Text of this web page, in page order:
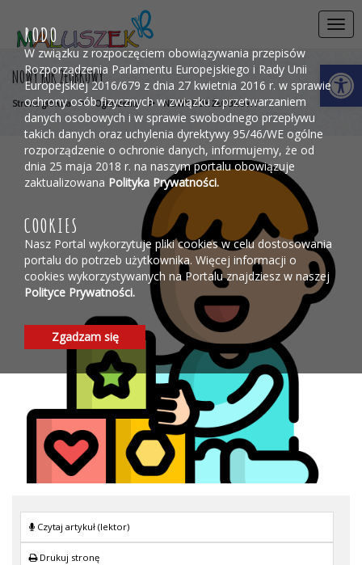
RODO
W związku z rozpoczęciem obowiązywania przepisów
Rozporządzenia Parlamentu Europejskiego i Rady Unii
Europejskiej 2016/679 z dnia 27 kwietnia 2016 r. w sprawie
ochrony osób fizycznych w związku z przetwarzaniem
danych osobowych i w sprawie swobodnego przepływu
takich danych oraz uchylenia dyrektywy 95/46/WE ogólne
rozporządzenie o ochronie danych, informujemy, że od
dnia 25 maja 2018 r. na naszym portalu obowiązuje
zaktualizowana Polityka Prywatności.
COOKIES
Nasz Portal wykorzytuje pliki cookies w celu dostosowania
portalu do potrzeb użytkownika. Więcej informacji o
cookies wykorzystywanych na Portalu znajdziesz w naszej
Polityce Prywatności.
Zgadzam się
NOWY ROK ŻŁOBKOWY
Strona główna > Ogłoszenia > NOWY ROK ŻŁOBKOWY
Czytaj artykuł (lektor)
Drukuj stronę